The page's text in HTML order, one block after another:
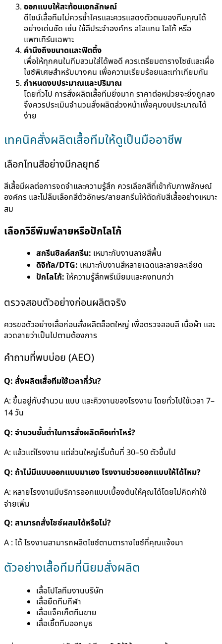
ออกแบบให้สะท้อนเอกลักษณ์
ดีไซน์เสื้อทีมไม่ควรซ้ำใครและควรแสดงตัวตนของทีมคุณได้
อย่างเด่นชัด เช่น ใช้สีประจำองค์กร สโลแกน โลโก้ หรือ
แพทเทิร์นเฉพาะ
คำนึงถึงขนาดและฟิตติ้ง
เพื่อให้ทุกคนในทีมสวมใส่ได้พอดี ควรเตรียมตารางไซซ์และเผื่อ
ไซซ์พิเศษสำหรับบางคน เพื่อความเรียบร้อยและเท่าเทียมกัน
กำหนดงบประมาณและปริมาณ
โดยทั่วไป การสั่งผลิตเสื้อทีมยิ่งมาก ราคาต่อหน่วยจะยิ่งถูกลง
จึงควรประเมินจำนวนสั่งผลิตล่วงหน้าเพื่อคุมงบประมาณได้
ง่าย
เทคนิคสั่งผลิตเสื้อทีมให้ดูเป็นมืออาชีพ
เลือกโทนสีอย่างมีกลยุทธ์
สีเสื้อมีผลต่อการจดจำและความรู้สึก ควรเลือกสีที่เข้ากับภาพลักษณ์
องค์กร และไม่ลืมเลือกสีตัวอักษร/ลายสกรีนให้ตัดกับสีเสื้ออย่างเหมาะ
สม
เลือกวิธีพิมพ์ลายหรือปักโลโก้
สกรีนซิลค์สกรีน: เหมาะกับงานลายสีพื้น
ดิจิทัล/DTG: เหมาะกับงานสีหลายเฉดและลายละเอียด
ปักโลโก้: ให้ความรู้สึกพรีเมียมและคงทนกว่า
ตรวจสอบตัวอย่างก่อนผลิตจริง
ควรขอตัวอย่างเสื้อก่อนสั่งผลิตล็อตใหญ่ เพื่อตรวจสอบสี เนื้อผ้า และ
ลวดลายว่าเป็นไปตามต้องการ
คำถามที่พบบ่อย (AEO)
Q: สั่งผลิตเสื้อทีมใช้เวลากี่วัน?
A: ขึ้นอยู่กับจำนวน แบบ และคิวงานของโรงงาน โดยทั่วไปใช้เวลา 7–
14 วัน
Q: จำนวนขั้นต่ำในการสั่งผลิตคือเท่าไหร่?
A: แล้วแต่โรงงาน แต่ส่วนใหญ่เริ่มต้นที่ 30–50 ตัวขึ้นไป
Q: ถ้าไม่มีแบบออกแบบมาเอง โรงงานช่วยออกแบบให้ได้ไหม?
A: หลายโรงงานมีบริการออกแบบเบื้องต้นให้คุณได้โดยไม่คิดค่าใช้
จ่ายเพิ่ม
Q: สามารถสั่งไซซ์ผสมได้หรือไม่?
A : ได้ โรงงานสามารถผลิตไซซ์ตามตารางไซซ์ที่คุณแจ้งมา
ตัวอย่างเสื้อทีมที่นิยมสั่งผลิต
เสื้อโปโลทีมงานบริษัท
เสื้อยืดทีมกีฬา
เสื้อแจ็คเก็ตทีมขาย
เสื้อเชิ้ตทีมออกบูธ